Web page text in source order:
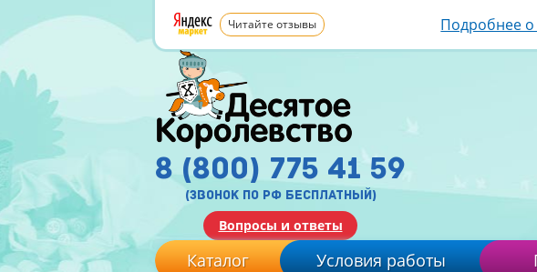
Читайте отзывы Подробнее о
8 (800) 775 41 59
(звонок по рф бесплатный)
Вопросы и ответы
Каталог Условия работы